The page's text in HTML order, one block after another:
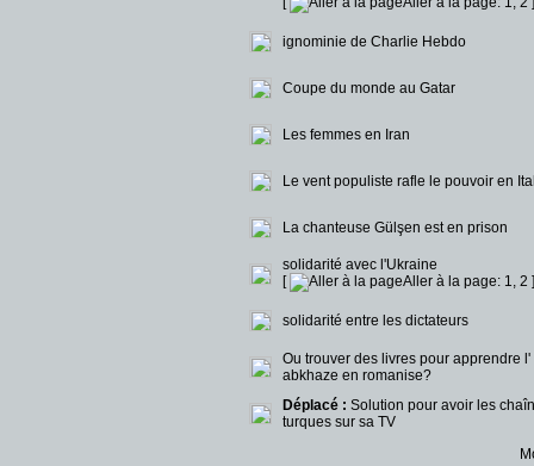
ignominie de Charlie Hebdo
Coupe du monde au Gatar
Les femmes en Iran
Le vent populiste rafle le pouvoir en
La chanteuse Gülşen est en prison
solidarité avec l'Ukraine
[
Aller à la page: 1, 2 ]
solidarité entre les dictateurs
Ou trouver des livres pour apprendre l'
abkhaze en romanise?
Déplacé : Solution pour avoir les
turques sur sa TV